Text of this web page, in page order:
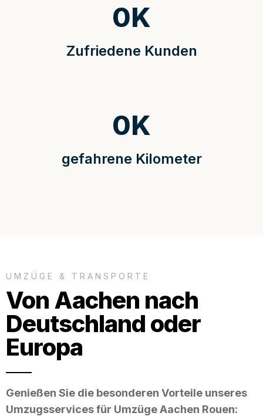
Zufriedene Kunden
0K
gefahrene Kilometer
0K
UMZÜGE & TRANSPORTE
Von Aachen nach
Deutschland oder
Europa
Genießen Sie die besonderen Vorteile unseres
Umzugsservices für Umzüge Aachen Rouen: